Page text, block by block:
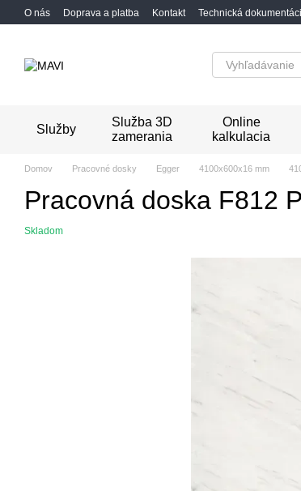
Перейти к основному контенту
O nás Doprava a platba Kontakt Technická
Služby
Služba 3D
zamerania
Online
kalkulacia
Domov Pracovné dosky Egger 4100x600x16 mm
Pracovná doska F812
Skladom